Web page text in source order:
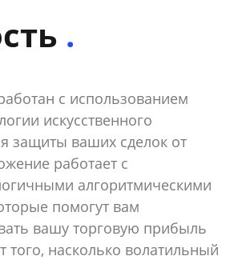
.
с использованием
искусственного
защиты ваших сделок от
работает с
алгоритмическими
помогут вам
вашу торговую прибыль
того, насколько волатильный